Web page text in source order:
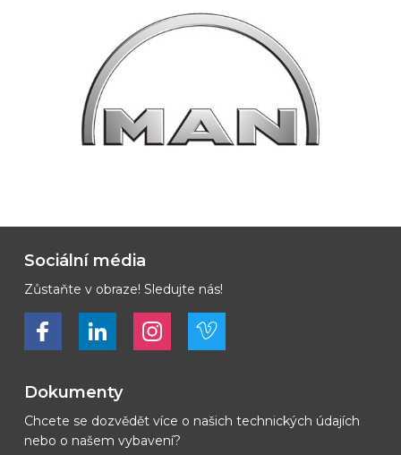
Sociální média
Zůstaňte v obraze! Sledujte nás!
Bekijk ons op FacebookBekijk ons op LinkedInBekijk ons op LinkedInBekijk ons op Vimeo
Dokumenty
Chcete se dozvědět více o našich technických údajích
nebo o našem vybavení?